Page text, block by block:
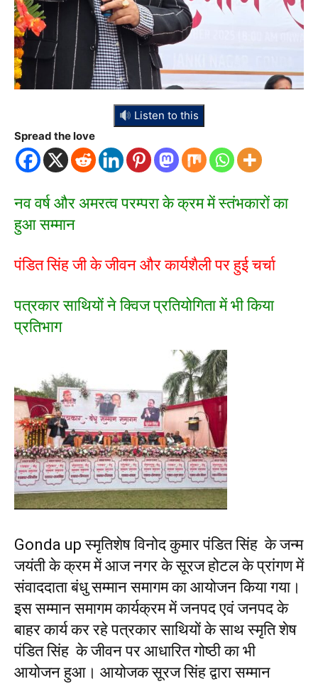
Listen to this
Spread the love
नव वर्ष और अमरत्व परम्परा के क्रम में स्तंभकारों का
हुआ सम्मान
पंडित सिंह जी के जीवन और कार्यशैली पर हुई चर्चा
पत्रकार साथियों ने क्विज प्रतियोगिता में भी किया
प्रतिभाग
Gonda up स्मृतिशेष विनोद कुमार पंडित सिंह के जन्म
जयंती के क्रम में आज नगर के सूरज होटल के प्रांगण में
संवाददाता बंधु सम्मान समागम का आयोजन किया गया।
इस सम्मान समागम कार्यक्रम में जनपद एवं जनपद के
बाहर कार्य कर रहे पत्रकार साथियों के साथ स्मृति शेष
पंडित सिंह के जीवन पर आधारित गोष्ठी का भी
आयोजन हुआ। आयोजक सूरज सिंह द्वारा सम्मान